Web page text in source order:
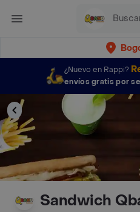
¿Nuevo en Rappi?
envíos gratis por
Sandwich